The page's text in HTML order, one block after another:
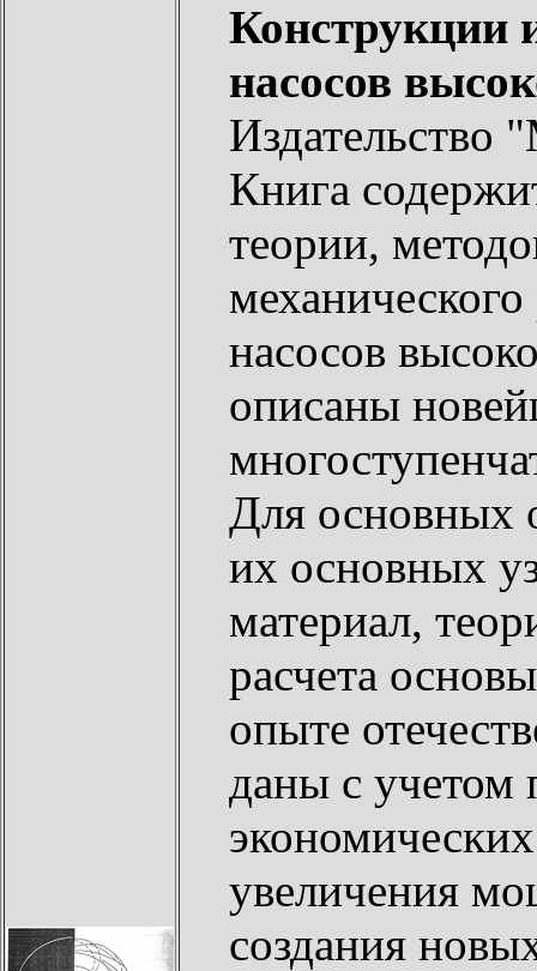
Конструкции
насосов
Издательство
Книга
теории,
насосов
описаны
Для основных
их основных
материал,
расчета
опыте
даны с учетом
увеличения
создания